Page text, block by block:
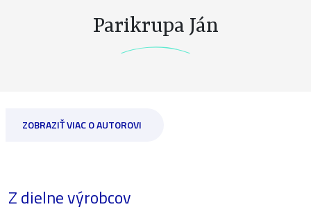
Parikrupa Ján
ZOBRAZIŤ VIAC O AUTOROVI
Z dielne výrobcov